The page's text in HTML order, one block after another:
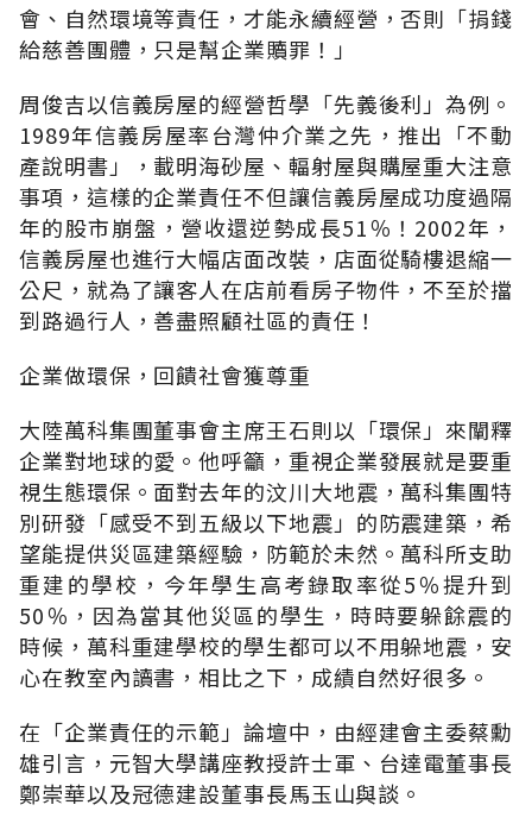
會、自然環境等責任，才能永續經營，否則「捐錢
給慈善團體，只是幫企業贖罪！」
周俊吉以信義房屋的經營哲學「先義後利」為例。
1989年信義房屋率台灣仲介業之先，推出「不動
產說明書」，載明海砂屋、輻射屋與購屋重大注意
事項，這樣的企業責任不但讓信義房屋成功度過隔
年的股市崩盤，營收還逆勢成長51％！2002年，
信義房屋也進行大幅店面改裝，店面從騎樓退縮一
公尺，就為了讓客人在店前看房子物件，不至於擋
到路過行人，善盡照顧社區的責任！
企業做環保，回饋社會獲尊重
大陸萬科集團董事會主席王石則以「環保」來闡釋
企業對地球的愛。他呼籲，重視企業發展就是要重
視生態環保。面對去年的汶川大地震，萬科集團特
別研發「感受不到五級以下地震」的防震建築，希
望能提供災區建築經驗，防範於未然。萬科所支助
重建的學校，今年學生高考錄取率從5％提升到
50％，因為當其他災區的學生，時時要躲餘震的
時候，萬科重建學校的學生都可以不用躲地震，安
心在教室內讀書，相比之下，成績自然好很多。
在「企業責任的示範」論壇中，由經建會主委蔡勳
雄引言，元智大學講座教授許士軍、台達電董事長
鄭崇華以及冠德建設董事長馬玉山與談。